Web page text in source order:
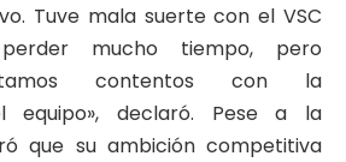
Tuve mala suerte con el VSC
mucho tiempo, pero
contentos con la
equipo», declaró. Pese a la
que su ambición competitiva